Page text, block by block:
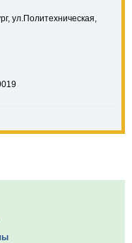
ул.Политехническая,